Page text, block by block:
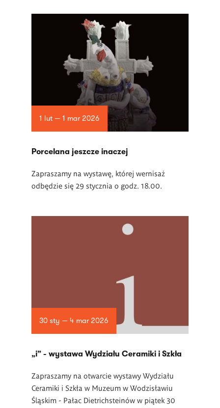
1 lut — 1 mar 2026
Porcelana jeszcze inaczej
Zapraszamy na wystawę, której wernisaż
odbędzie się 29 stycznia o godz. 18.00.
30 sty — 4 mar 2026
„i” - wystawa Wydziału Ceramiki i Szkła
Zapraszamy na otwarcie wystawy Wydziału
Ceramiki i Szkła w Muzeum w Wodzisławiu
Śląskim - Pałac Dietrichsteinów w piątek 30